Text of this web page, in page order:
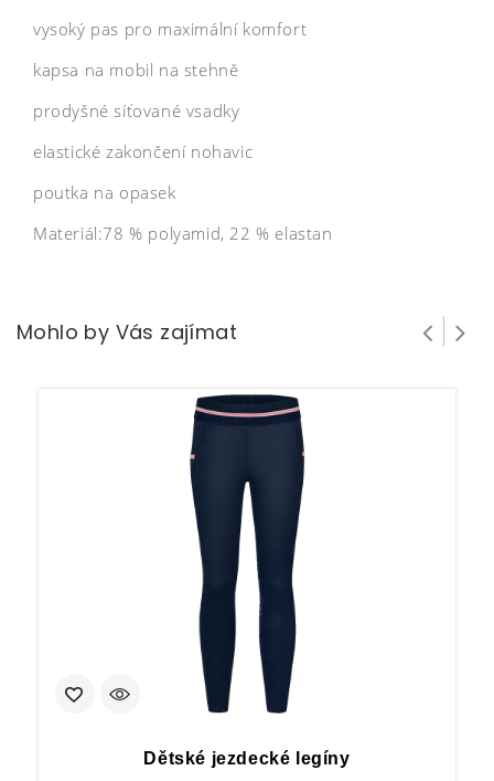
vysoký pas pro maximální komfort
kapsa na mobil na stehně
prodyšné síťované vsadky
elastické zakončení nohavic
poutka na opasek
Materiál:78 % polyamid, 22 % elastan
Mohlo by Vás zajímat
Dětské jezdecké legíny